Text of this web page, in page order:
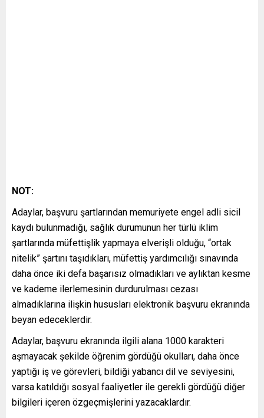
NOT:
Adaylar, başvuru şartlarından memuriyete engel adli sicil
kaydı bulunmadığı, sağlık durumunun her türlü iklim
şartlarında müfettişlik yapmaya elverişli olduğu, “ortak
nitelik” şartını taşıdıkları, müfettiş yardımcılığı sınavında
daha önce iki defa başarısız olmadıkları ve aylıktan kesme
ve kademe ilerlemesinin durdurulması cezası
almadıklarına ilişkin hususları elektronik başvuru ekranında
beyan edeceklerdir.
Adaylar, başvuru ekranında ilgili alana 1000 karakteri
aşmayacak şekilde öğrenim gördüğü okulları, daha önce
yaptığı iş ve görevleri, bildiği yabancı dil ve seviyesini,
varsa katıldığı sosyal faaliyetler ile gerekli gördüğü diğer
bilgileri içeren özgeçmişlerini yazacaklardır.